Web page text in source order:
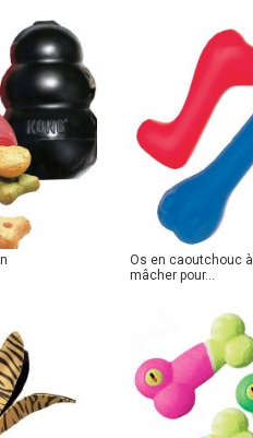
Os en caoutchouc à
mâcher pour...